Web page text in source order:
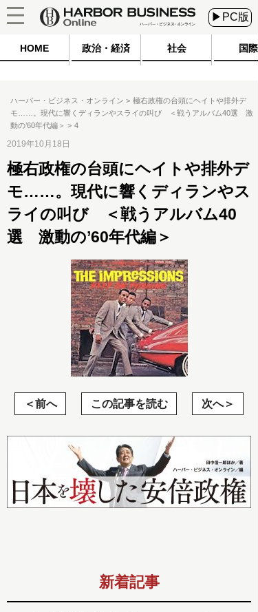
▶PC版
HOME 政治・経済 社会 国際
ハーバー・ビジネス・オンライン
極右政権の台頭にヘイトや排外デ
モ……。現代に響くディランやスライの叫び ＜戦うアルバム40選 激
動の’60年代編＞
4
2019年10月18日
極右政権の台頭にヘイトや排外デ
モ……。現代に響くディランやス
ライの叫び ＜戦うアルバム40
選 激動の’60年代編＞
前へ この記事を読む 次へ
新着記事